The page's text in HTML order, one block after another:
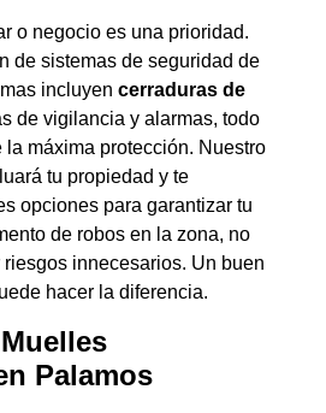
o negocio es una prioridad.
de sistemas de seguridad de
incluyen cerraduras de
de vigilancia y alarmas, todo
máxima protección. Nuestro
tu propiedad y te
opciones para garantizar tu
de robos en la zona, no
innecesarios. Un buen
hacer la diferencia.
Palamos